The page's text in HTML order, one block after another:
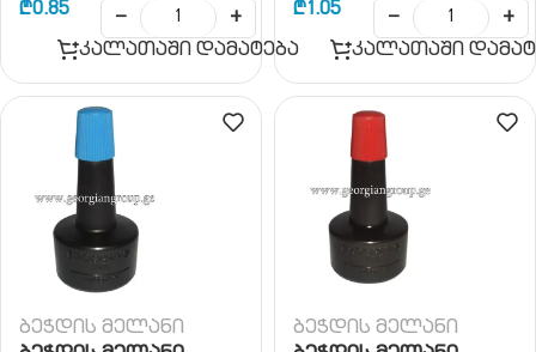
₾0.85 −
+
კალათაში დამატება
₾1.05 −
+
კალათაში
ბეჭდის მელანი
ბეჭდის მელანი